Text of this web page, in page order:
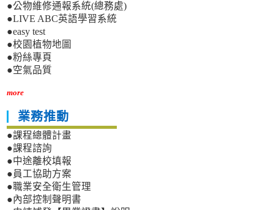
●公物維修通報系統(總務處)
●LIVE ABC英語學習系統
●easy test
●校園植物地圖
●粉絲專頁
●空氣品質
more
業務推動
●課程總體計畫
●課程諮詢
●中途離校填報
●員工協助方案
●職業安全衛生管理
●內部控制聲明書